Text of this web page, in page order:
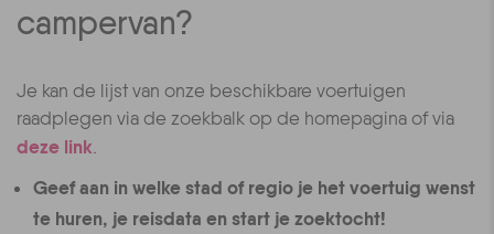
campervan?
Je kan de lijst van onze beschikbare voertuigen
raadplegen via de zoekbalk op de homepagina of via
deze link.
Geef aan in welke stad of regio je het voertuig wenst
te huren, je reisdata en start je zoektocht!